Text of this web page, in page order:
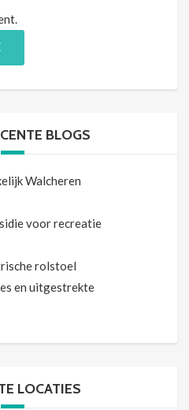
BLOGS
Walcheren
voor recreatie
rolstoel
en uitgestrekte
LOCATIES